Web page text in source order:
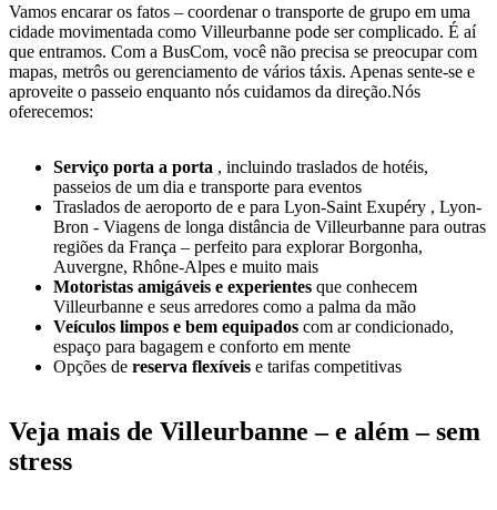
Vamos encarar os fatos – coordenar o transporte de grupo em uma
cidade movimentada como Villeurbanne pode ser complicado. É aí
que entramos. Com a BusCom, você não precisa se preocupar com
mapas, metrôs ou gerenciamento de vários táxis. Apenas sente-se e
aproveite o passeio enquanto nós cuidamos da direção.Nós
oferecemos:
Serviço porta a porta , incluindo traslados de hotéis,
passeios de um dia e transporte para eventos
Traslados de aeroporto de e para Lyon-Saint Exupéry , Lyon-
Bron - Viagens de longa distância de Villeurbanne para outras
regiões da França – perfeito para explorar Borgonha,
Auvergne, Rhône-Alpes e muito mais
Motoristas amigáveis e experientes que conhecem
Villeurbanne e seus arredores como a palma da mão
Veículos limpos e bem equipados com ar condicionado,
espaço para bagagem e conforto em mente
Opções de reserva flexíveis e tarifas competitivas
Veja mais de Villeurbanne – e além – sem
stress